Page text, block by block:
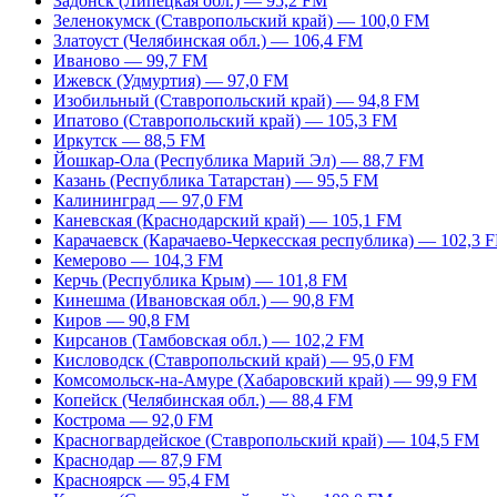
Зеленокумск (Ставропольский край) — 100,0 FM
Златоуст (Челябинская обл.) — 106,4 FM
Иваново — 99,7 FM
Ижевск (Удмуртия) — 97,0 FM
Изобильный (Ставропольский край) — 94,8 FM
Ипатово (Ставропольский край) — 105,3 FM
Иркутск — 88,5 FM
Йошкар-Ола (Республика Марий Эл) — 88,7 FM
Казань (Республика Татарстан) — 95,5 FM
Калининград — 97,0 FM
Каневская (Краснодарский край) — 105,1 FM
Карачаевск (Карачаево-Черкесская республика) — 102,3
Кемерово — 104,3 FM
Керчь (Республика Крым) — 101,8 FM
Кинешма (Ивановская обл.) — 90,8 FM
Киров — 90,8 FM
Кирсанов (Тамбовская обл.) — 102,2 FM
Кисловодск (Ставропольский край) — 95,0 FM
Комсомольск-на-Амуре (Хабаровский край) — 99,9 FM
Копейск (Челябинская обл.) — 88,4 FM
Кострома — 92,0 FM
Красногвардейское (Ставропольский край) — 104,5 FM
Краснодар — 87,9 FM
Красноярск — 95,4 FM